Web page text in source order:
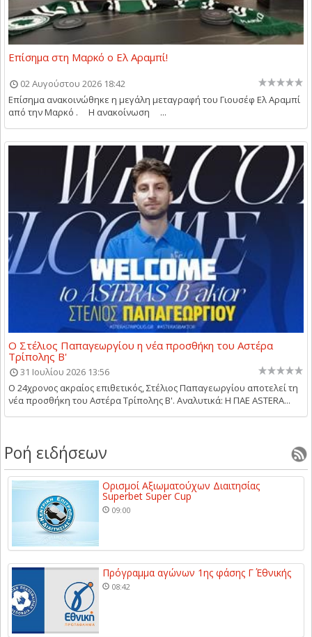
Επίσημα στη Μαρκό ο Ελ Αραμπί!
02 Αυγούστου 2026 18:42
Επίσημα ανακοινώθηκε η μεγάλη μεταγραφή του Γιουσέφ Ελ Αραμπί
από την Μαρκό . Η ανακοίνωση ...
Ο Στέλιος Παπαγεωργίου η νέα προσθήκη του Αστέρα
Τρίπολης Β'
31 Ιουλίου 2026 13:56
Ο 24χρονος ακραίος επιθετικός, Στέλιος Παπαγεωργίου αποτελεί τη
νέα προσθήκη του Αστέρα Τρίπολης Β'. Αναλυτικά: Η ΠΑΕ ASTERA...
Ροή ειδήσεων
Ορισμοί Αξιωματούχων Διαιτησίας
Superbet Super Cup
09:00
Πρόγραμμα αγώνων 1ης φάσης Γ΄ Εθνικής
08:42